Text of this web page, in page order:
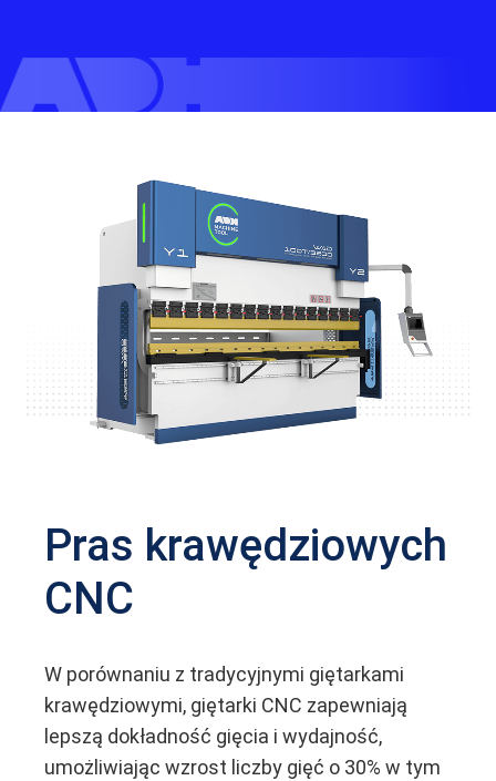
Pras krawędziowych
CNC
W porównaniu z tradycyjnymi giętarkami
krawędziowymi, giętarki CNC zapewniają
lepszą dokładność gięcia i wydajność,
umożliwiając wzrost liczby gięć o 30% w tym